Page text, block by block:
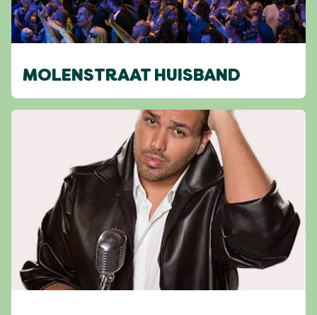
MOLENSTRAAT HUISBAND